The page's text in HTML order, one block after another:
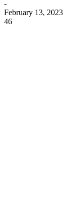
-
February 13, 2023
46